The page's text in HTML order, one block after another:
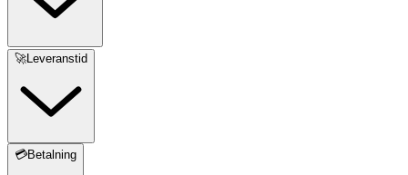
🚀Leveranstid
💳Betalning